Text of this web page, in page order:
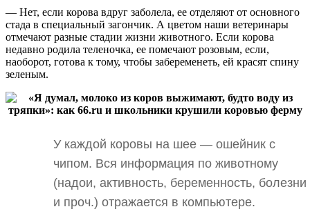
— Нет, если корова вдруг заболела, ее отделяют от основного
стада в специальный загончик. А цветом наши ветеринары
отмечают разные стадии жизни животного. Если корова
недавно родила теленочка, ее помечают розовым, если,
наоборот, готова к тому, чтобы забеременеть, ей красят спину
зеленым.
У каждой коровы на шее — ошейник с
чипом. Вся информация по животному
(надои, активность, беременность, болезни
и проч.) отражается в компьютере.